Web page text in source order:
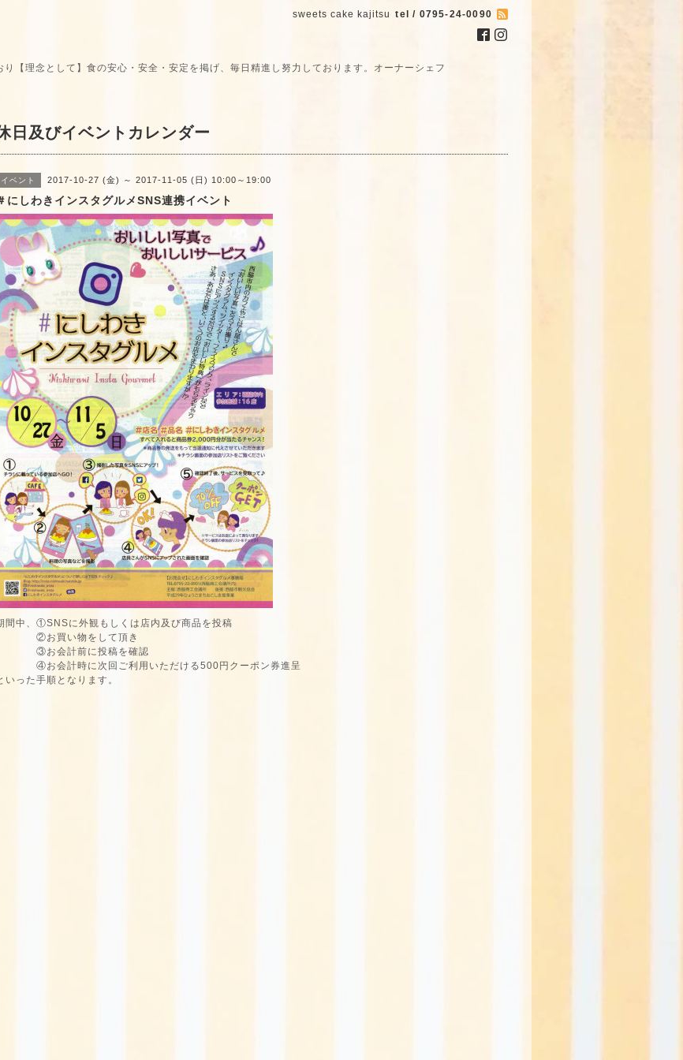
sweets cake kajitsu tel / 0795-24-0090
【理念として】食の安心・安全・安定を掲げ、毎日精進し努力しております。オーナーシェフ
日及びイベントカレンダー
イベント 2017-10-27 (金) ～ 2017-11-05 (日) 10:00～19:00
にしわきインスタグルメSNS連携イベント
間中、①SNSに外観もしくは店内及び商品を投稿
②お買い物をして頂き
③お会計前に投稿を確認
④お会計時に次回ご利用いただける500円クーポン券進呈
いった手順となります。